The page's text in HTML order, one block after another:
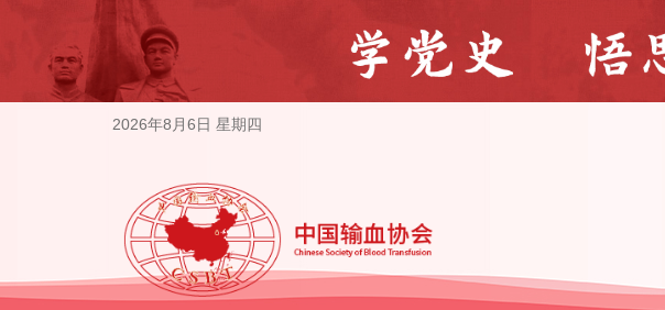
2026年8月6日 星期四